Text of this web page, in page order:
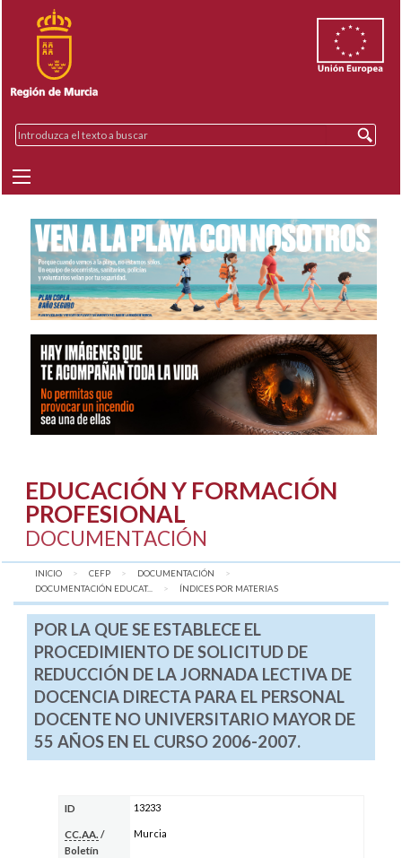
EDUCACIÓN Y FORMACIÓN
PROFESIONAL
DOCUMENTACIÓN
INICIO CEFP
DOCUMENTACIÓN
DOCUMENTACIÓN EDUCAT...
AQUÍ:
ÍNDICES POR MATERIAS
POR LA QUE SE ESTABLECE EL
PROCEDIMIENTO DE SOLICITUD DE
REDUCCIÓN DE LA JORNADA LECTIVA DE
DOCENCIA DIRECTA PARA EL PERSONAL
DOCENTE NO UNIVERSITARIO MAYOR DE
55 AÑOS EN EL CURSO 2006-2007.
ID 13233
CC.AA. /
Boletín
Murcia